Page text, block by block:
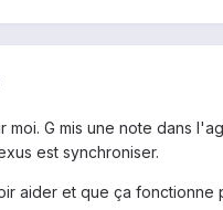
moi. G mis une note dans
est synchroniser.
aider et que ça fonctionne